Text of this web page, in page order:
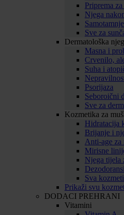
Priprema
Njega
Sve za
Dermatološka
Masna i
Crvenilo,
Suha i
Psorijaza
Seboroični
Sve za
Kozmetika za
Hidratacija
Brijanje i
Anti-age za
Mirisne
Njega tijela
Dezodoransi
Sva
Prikaži svu
DODACI PREHRANI
Vitamini